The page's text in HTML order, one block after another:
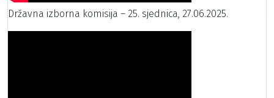
Državna izborna komisija – 25. sjednica, 27.06.2025.